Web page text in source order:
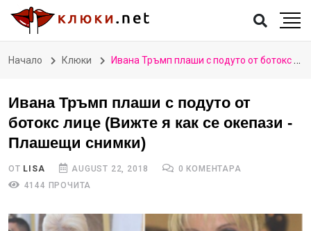
Начало Клюки Ивана Тръмп плаши с подуто от ботокс лице (Вижте я как се окепази - Плашещи снимки)
Ивана Тръмп плаши с подуто от
ботокс лице (Вижте я как се окепази -
Плашещи снимки)
ОТ LISA AUGUST 22, 2018
0 КОМЕНТАРА
4144 ПРОЧИТА